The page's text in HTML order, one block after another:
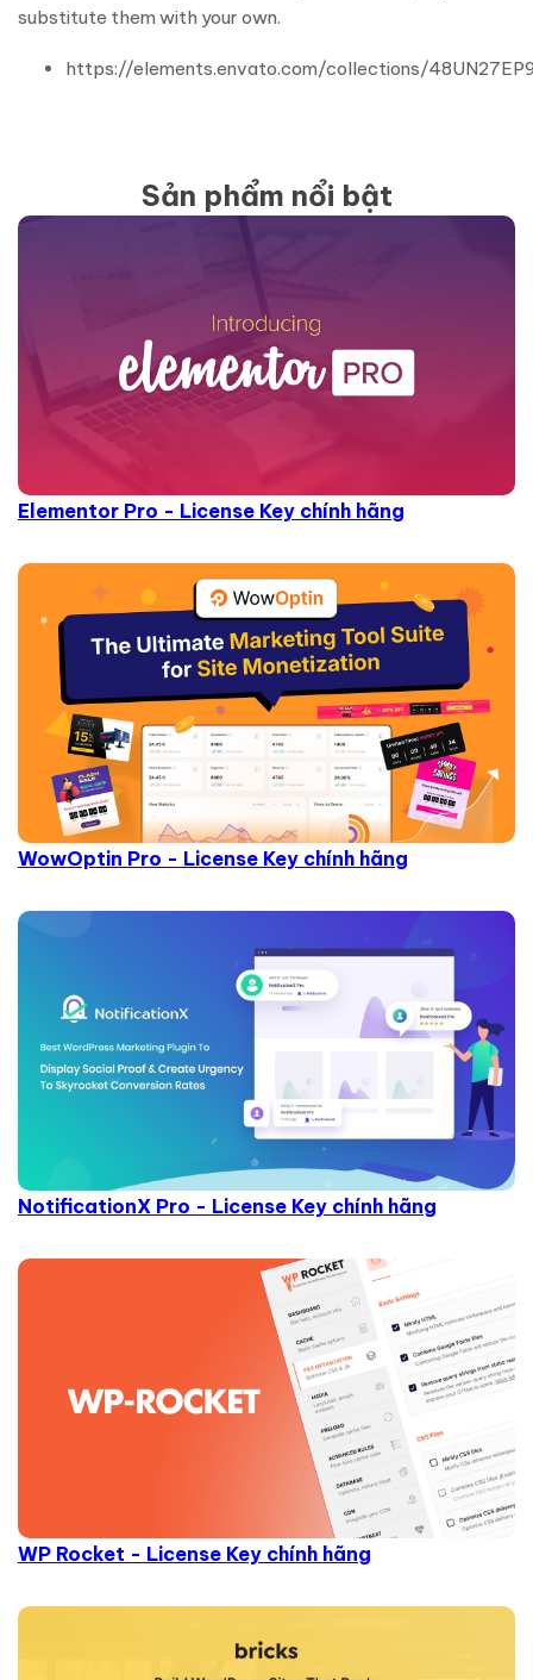
substitute them with your own.
https://elements.envato.com/collections/
Sản phẩm nổi bật
Elementor Pro - License Key chính hãng
WowOptin Pro - License Key chính hãng
NotificationX Pro - License Key chính hãng
WP Rocket - License Key chính hãng